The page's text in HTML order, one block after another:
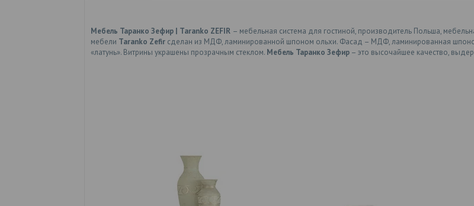
Мебель Таранко Зефир | Taranko ZEFIR – мебельная система для гостиной, производитель Польша,
мебели Taranko Zefir сделан из МДФ, ламинированной шпоном ольхи. Фасад – МДФ, ламинированная
«латунь». Витрины украшены прозрачным стеклом. Мебель Таранко Зефир – это высочайшее качество,